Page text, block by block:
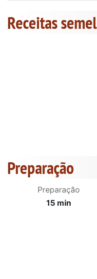
Receitas
Preparação
Preparação
15 min